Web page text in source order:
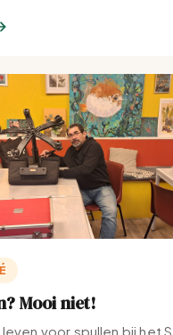
Mooi niet!
voor spullen bij het